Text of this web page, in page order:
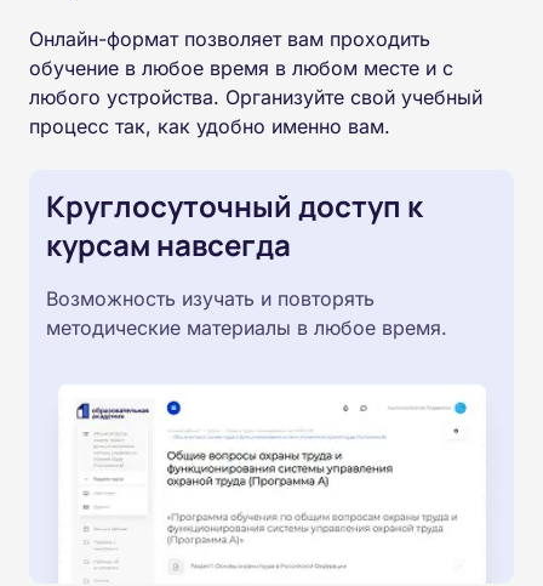
Онлайн-формат позволяет вам проходить
обучение в любое время в любом месте и с
любого устройства. Организуйте свой учебный
процесс так, как удобно именно вам.
Круглосуточный доступ к
курсам навсегда
Возможность изучать и повторять
методические материалы в любое время.